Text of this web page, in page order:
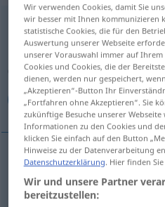
Bissenm
Übersicht aller
(Für mehr Details die
لقمة, لقم
Wir verwenden Cookies, damit Sie
wir besser mit Ihnen kommunizieren
statistische Cookies, die für den
Auswertung unserer Webseite
unserer Vorauswahl immer auf
Cookies und Cookies, die der
dienen, werden nur gespeichert,
„Akzeptieren“-Button Ihr
„Fortfahren ohne Akzeptieren“. Sie
zukünftige Besuche unserer
Informationen zu den Cookies und
klicken Sie einfach auf den Button
Hinweise zu der Datenverarbeitung
Datenschutzerklärung. Hier finden
Wir und unsere Partner
bereitzustellen: